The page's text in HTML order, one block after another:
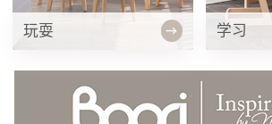
玩耍 学习